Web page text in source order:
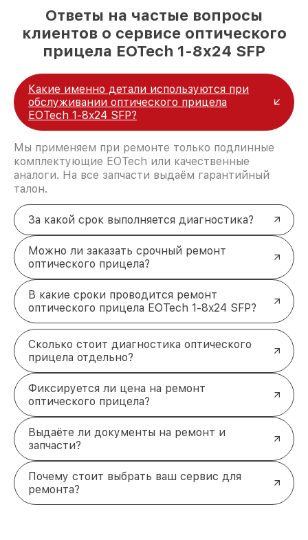
Ответы на частые вопросы
клиентов о сервисе оптического
прицела EOTech 1-8x24 SFP
Какие именно детали используются при
обслуживании оптического прицела
EOTech 1-8x24 SFP?
Мы применяем при ремонте только подлинные
комплектующие EOTech или качественные
аналоги. На все запчасти выдаём гарантийный
талон.
За какой срок выполняется диагностика?
Можно ли заказать срочный ремонт
оптического прицела?
В какие сроки проводится ремонт
оптического прицела EOTech 1-8x24 SFP?
Сколько стоит диагностика оптического
прицела отдельно?
Фиксируется ли цена на ремонт
оптического прицела?
Выдаёте ли документы на ремонт и
запчасти?
Почему стоит выбрать ваш сервис для
ремонта?